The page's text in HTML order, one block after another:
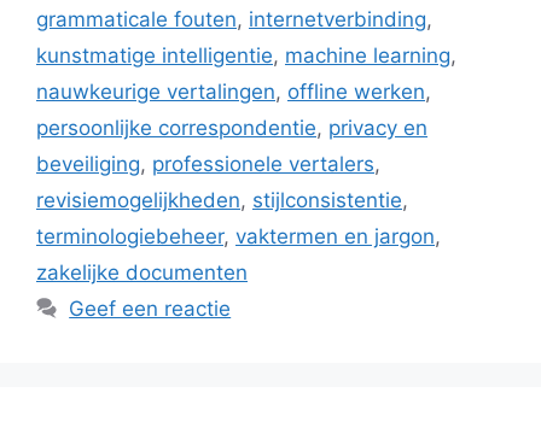
grammaticale fouten, internetverbinding,
kunstmatige intelligentie, machine learning,
nauwkeurige vertalingen, offline werken,
persoonlijke correspondentie, privacy en
beveiliging, professionele vertalers,
revisiemogelijkheden, stijlconsistentie,
terminologiebeheer, vaktermen en jargon,
zakelijke documenten
Geef een reactie